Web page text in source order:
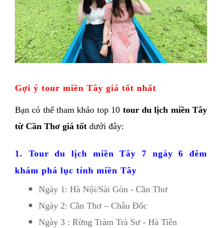
Gợi ý tour miền Tây giá tốt nhất
Bạn có thể tham khảo top 10 tour du lịch miền Tây
từ Cần Thơ giá tốt dưới đây:
1. Tour du lịch miền Tây 7 ngày 6 đêm
khám phá lục tỉnh miền Tây
Ngày 1: Hà Nội/Sài Gòn - Cần Thơ
Ngày 2: Cần Thơ – Châu Đốc
Ngày 3 : Rừng Tràm Trà Sư - Hà Tiên